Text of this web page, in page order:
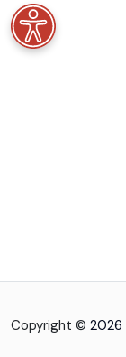
Copyright © 2026